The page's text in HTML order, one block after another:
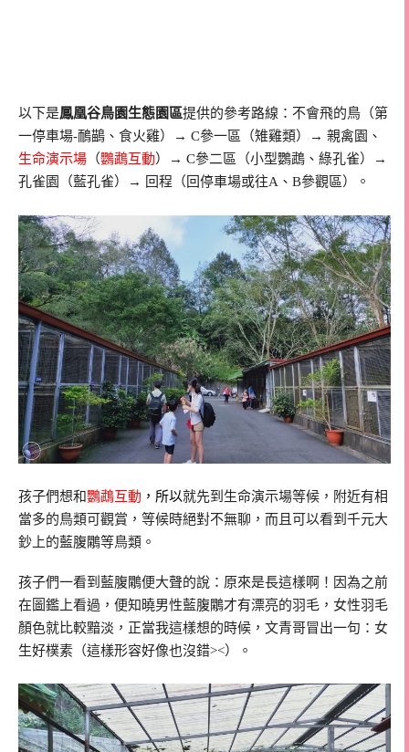
以下是鳳凰谷鳥園生態園區提供的參考路線：不會飛的鳥（第
一停車場-鴯鶓、食火雞）→ C參一區（雉雞類）→ 親禽園、
生命演示場 （鸚鵡互動）→ C參二區（小型鸚鵡、綠孔雀）→
孔雀園（藍孔雀）→ 回程（回停車場或往A、B參觀區）。
孩子們想和鸚鵡互動 ，所以就先到生命演示場等候，附近有相
當多的鳥類可觀賞，等候時絕對不無聊，而且可以看到千元大
鈔上的藍腹鷴等鳥類。
孩子們一看到藍腹鷴便大聲的說：原來是長這樣啊！因為之前
在圖鑑上看過，便知曉男性藍腹鷴才有漂亮的羽毛，女性羽毛
顏色就比較黯淡，正當我這樣想的時候，文青哥冒出一句：女
生好樸素（這樣形容好像也沒錯><）。